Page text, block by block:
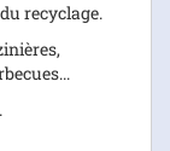
recyclage.